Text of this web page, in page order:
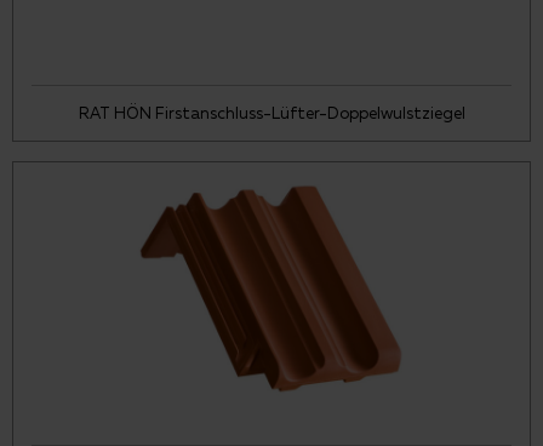
RAT HÖN Firstanschluss-Lüfter-Doppelwulstziegel